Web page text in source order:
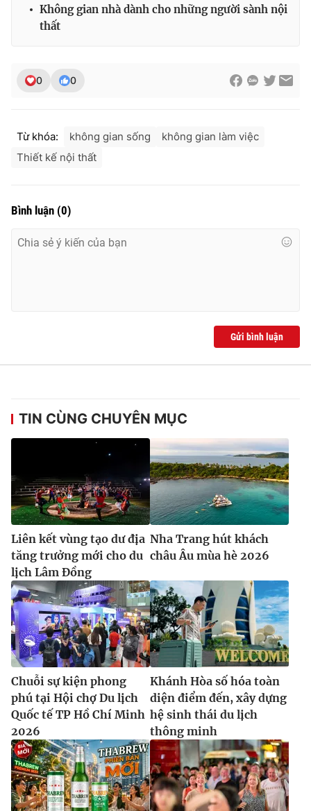
Không gian nhà dành cho những người sành nội
thất
0 0
Từ khóa: không gian sống
không gian làm việc
Thiết kế nội thất
Bình luận (0)
Gửi bình luận
TIN CÙNG CHUYÊN MỤC
Liên kết vùng tạo dư địa
tăng trưởng mới cho du
lịch Lâm Đồng
Nha Trang hút khách
châu Âu mùa hè 2026
Chuỗi sự kiện phong
phú tại Hội chợ Du lịch
Quốc tế TP Hồ Chí Minh
2026
Khánh Hòa số hóa toàn
diện điểm đến, xây dựng
hệ sinh thái du lịch
thông minh